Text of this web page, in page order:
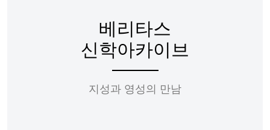
베리타스
신학아카이브
지성과 영성의 만남